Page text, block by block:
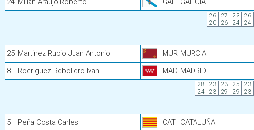
24 Millan Araujo Roberto GAL GALICIA
26 27 23
26
20
26 24 24
25 Martinez Rubio Juan Antonio MUR MURCIA
8 Rodriguez Rebollero Ivan MAD MADRID
28 23 23 25
23
24
23 29 29 23
5
Peña Costa Carles CAT CATALUÑA